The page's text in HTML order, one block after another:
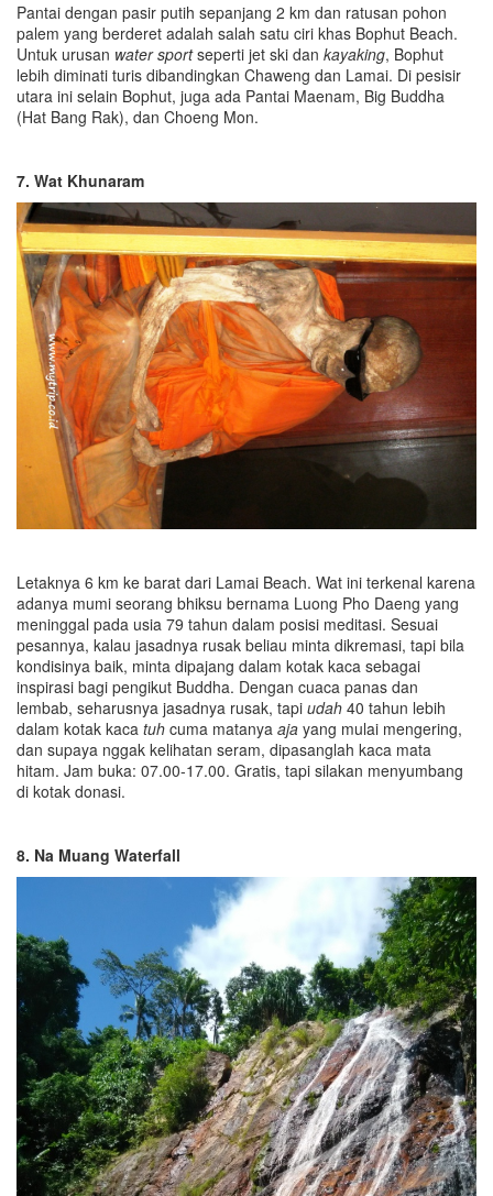
Pantai dengan pasir putih sepanjang 2 km dan ratusan pohon
palem yang berderet adalah salah satu ciri khas Bophut Beach.
Untuk urusan water sportseperti jet ski dan kayaking, Bophut
lebih diminati turis dibandingkan Chaweng dan Lamai. Di pesisir
utara ini selain Bophut, juga ada Pantai Maenam, Big Buddha
(Hat Bang Rak), dan Choeng Mon.
7. Wat Khunaram
Letaknya 6 km ke barat dari Lamai Beach. Wat ini terkenal karena
adanya mumi seorang bhiksu bernama Luong Pho Daeng yang
meninggal pada usia 79 tahun dalam posisi meditasi. Sesuai
pesannya, kalau jasadnya rusak beliau minta dikremasi, tapi bila
kondisinya baik, minta dipajang dalam kotak kaca sebagai
inspirasi bagi pengikut Buddha. Dengan cuaca panas dan
lembab, seharusnya jasadnya rusak, tapi udah 40 tahun lebih
dalam kotak kaca tuh cuma matanya aja yang mulai mengering,
dan supaya nggak kelihatan seram, dipasanglah kaca mata
hitam. Jam buka: 07.00-17.00. Gratis, tapi silakan menyumbang
di kotak donasi.
8. Na Muang Waterfall